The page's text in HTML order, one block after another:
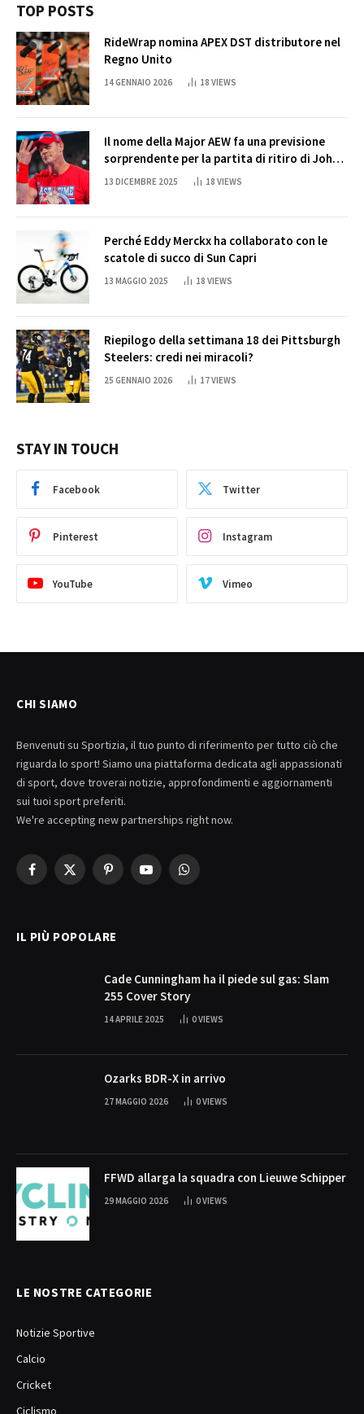
TOP POSTS
RideWrap nomina APEX DST distributore nel
Regno Unito
14 GENNAIO 2026 18 VIEWS
Il nome della Major AEW fa una previsione
sorprendente per la partita di ritiro di John
Cena
13 DICEMBRE 2025 18 VIEWS
Perché Eddy Merckx ha collaborato con le
scatole di succo di Sun Capri
13 MAGGIO 2025 18 VIEWS
Riepilogo della settimana 18 dei Pittsburgh
Steelers: credi nei miracoli?
25 GENNAIO 2026 17VIEWS
STAY IN TOUCH
Facebook Twitter
Pinterest Instagram
YouTube Vimeo
CHI SIAMO
Benvenuti su Sportizia, il tuo punto di riferimento per tutto ciò che
riguarda lo sport! Siamo una piattaforma dedicata agli appassionati
di sport, dove troverai notizie, approfondimenti e aggiornamenti
sui tuoi sport preferiti.
We're accepting new partnerships right now.
Facebook
X
PinterestYouTubeWhatsApp
IL PIÙ POPOLARE
Cade Cunningham ha il piede sul gas: Slam
255 Cover Story
14 APRILE 2025 0VIEWS
Ozarks BDR-X in arrivo
27 MAGGIO 2026 0VIEWS
FFWD allarga la squadra con Lieuwe Schipper
29 MAGGIO 2026 0VIEWS
LE NOSTRE CATEGORIE
Notizie Sportive
Calcio
Cricket
Ciclismo